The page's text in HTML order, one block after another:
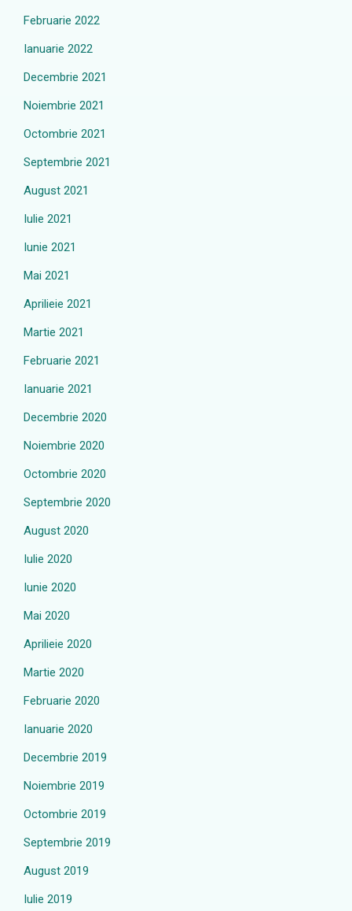
Februarie 2022
Ianuarie 2022
Decembrie 2021
Noiembrie 2021
Octombrie 2021
Septembrie 2021
August 2021
Iulie 2021
Iunie 2021
Mai 2021
Aprilieie 2021
Martie 2021
Februarie 2021
Ianuarie 2021
Decembrie 2020
Noiembrie 2020
Octombrie 2020
Septembrie 2020
August 2020
Iulie 2020
Iunie 2020
Mai 2020
Aprilieie 2020
Martie 2020
Februarie 2020
Ianuarie 2020
Decembrie 2019
Noiembrie 2019
Octombrie 2019
Septembrie 2019
August 2019
Iulie 2019